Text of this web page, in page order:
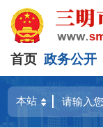
首页 政务公开